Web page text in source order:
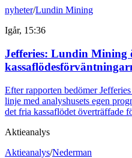
nyheter/Lundin Mining
Igår, 15:36
Jefferies: Lundin Mining
Efter rapporten bedömer
linje med analyshusets egen
det fria kassaflödet överträffade
Aktieanalys
Aktieanalys/Nederman